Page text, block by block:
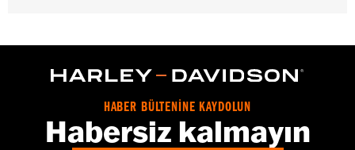
Bar Uprights. Does not fit '21-later FLH, '23-later FLHFB, '24-
later FLTRXSTSE, '25-later FLHXU, FLTRXRRSE and '26-later
FLHXL, FLHXLSE and FLTRXL models or seats with tall
Installation Instructions
HABER BÜLTENİNE KAYDOLUN
Habersiz kalmayın